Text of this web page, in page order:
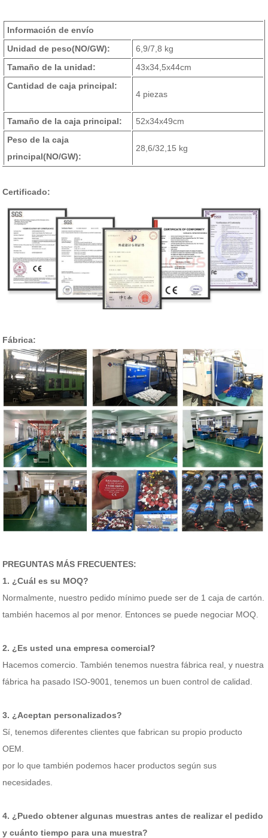
Información de envío
Unidad de peso(NO/GW):
6,9/7,8 kg
Tamaño de la unidad:
43x34,5x44cm
Cantidad de caja principal:
4 piezas
Tamaño de la caja principal:
52x34x49cm
Peso de la caja
principal(NO/GW):
28,6/32,15 kg
Certificado:
Fábrica:
PREGUNTAS MÁS FRECUENTES:
1. ¿Cuál es su MOQ?
Normalmente, nuestro pedido mínimo puede ser de 1 caja de cartón.
también hacemos al por menor. Entonces se puede negociar MOQ.
2. ¿Es usted una empresa comercial?
Hacemos comercio. También tenemos nuestra fábrica real, y nuestra
fábrica ha pasado ISO-9001, tenemos un buen control de calidad.
3. ¿Aceptan personalizados?
Sí, tenemos diferentes clientes que fabrican su propio producto
OEM.
por lo que también podemos hacer productos según sus
necesidades.
4. ¿Puedo obtener algunas muestras antes de realizar el pedido
y cuánto tiempo para una muestra?